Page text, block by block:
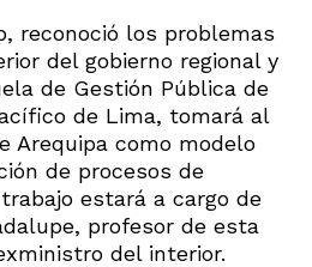
reconoció los problemas
del gobierno regional y
de Gestión Pública de
de Lima, tomará al
Arequipa como modelo
de procesos de
estará a cargo de
profesor de esta
del interior.